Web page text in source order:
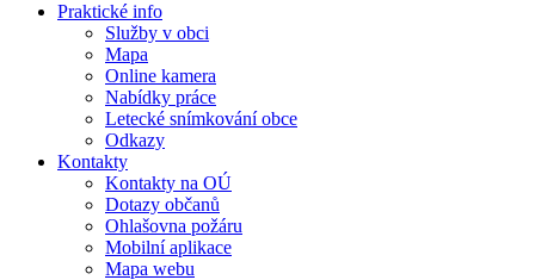
Praktické info
Služby v obci
Mapa
Online kamera
Nabídky práce
Letecké snímkování obce
Odkazy
Kontakty
Kontakty na OÚ
Dotazy občanů
Ohlašovna požáru
Mobilní aplikace
Mapa webu